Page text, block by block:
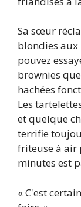
Sa sœur
blondies aux
pouvez
brownies
hachées
Les
et quelque
terrifie
friteuse à air
minutes est
« C'est